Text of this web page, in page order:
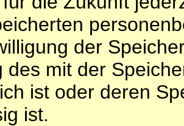
der
des mit der
ist oder deren
ist.